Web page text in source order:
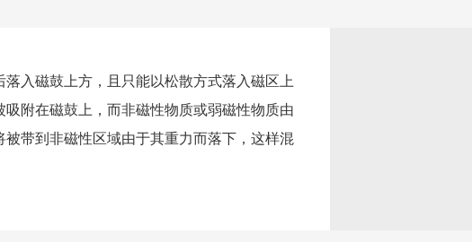
入磁鼓上方，且只能以松散方式落入磁区上
附在磁鼓上，而非磁性物质或弱磁性物质由
带到非磁性区域由于其重力而落下，这样混